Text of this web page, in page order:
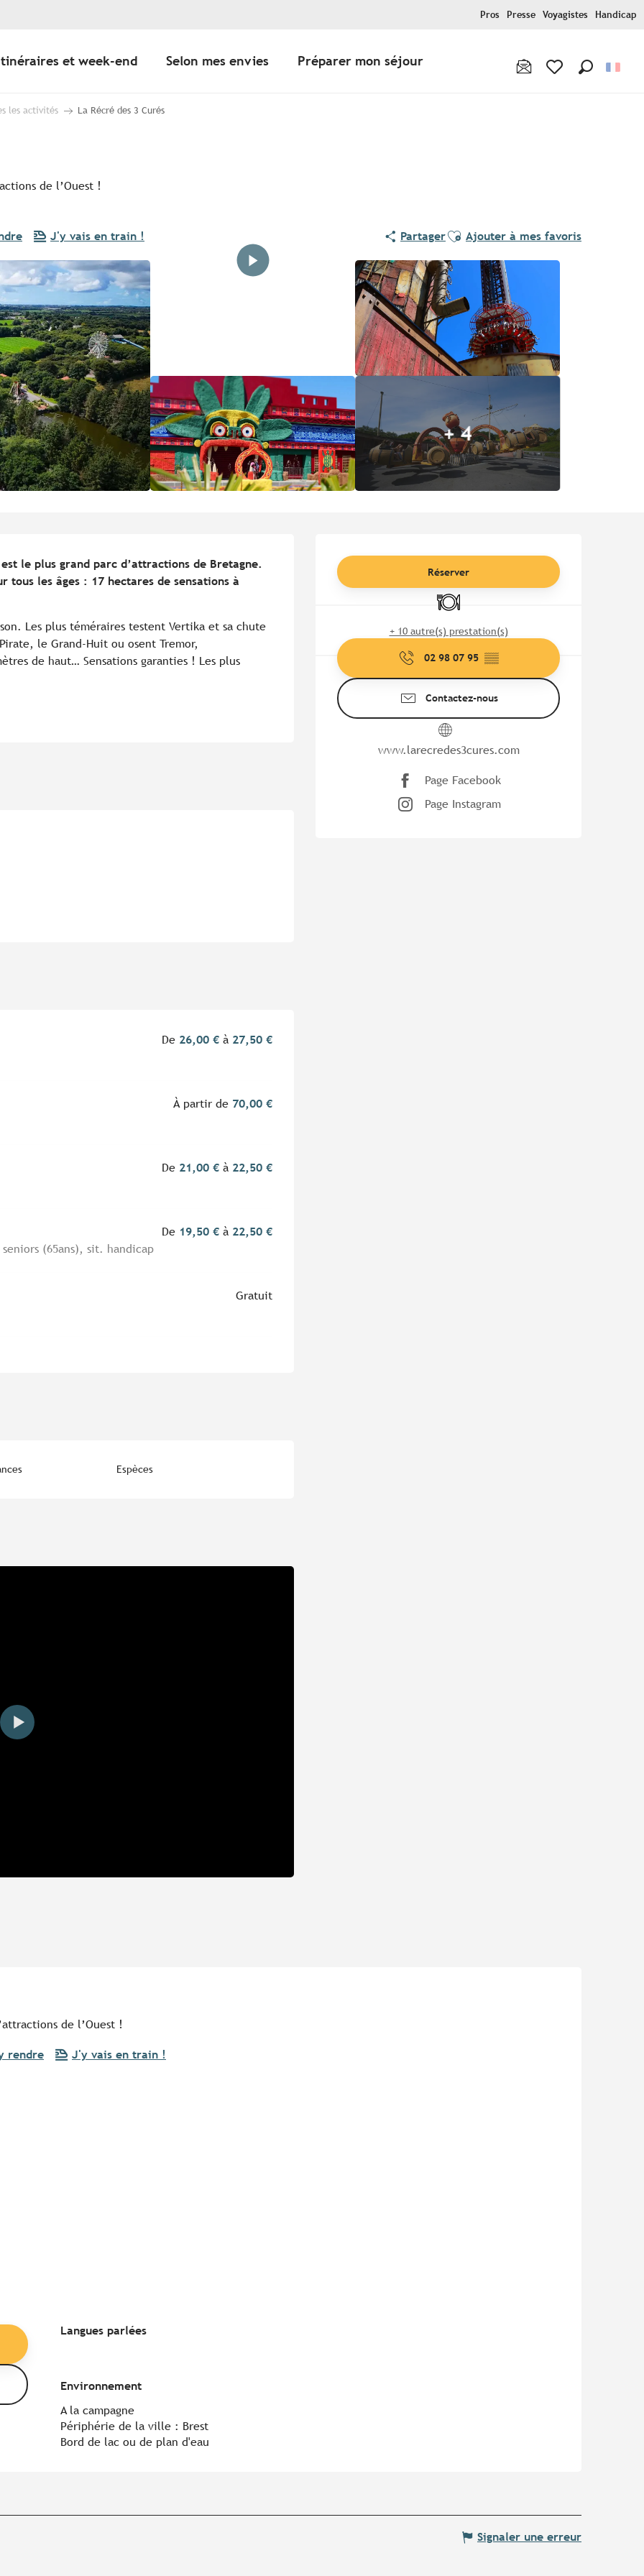
Pros Presse Voyagistes Handicap
et week-end Selon mes envies Préparer mon séjour
les activités La Récré des 3 Curés
de l’Ouest !
J'y vais en train ! PartagerAjouter aux favoris
Ajouter à mes favoris
+ 4
Ouverture et coordonnées
Réserver
Restaurant
+ 10 autre(s) prestation(s)
02 98 07 95 ▒▒
Contactez-nous
www.larecredes3cures.com
Page Facebook
Page Instagram
le plus grand parc d’attractions de Bretagne.
tous les âges : 17 hectares de sensations à
Les plus téméraires testent Vertika et sa chute
le Grand-Huit ou osent Tremor,
de haut… Sensations garanties ! Les plus
De 26,00 € à 27,50 €
À partir de 70,00 €
De 21,00 € à 22,50 €
(65ans), sit. handicap
De 19,50 € à 22,50 €
Gratuit
Espèces
de l’Ouest !
rendre J'y vais en train !
Langues parlées
Langues parlées
Environnement
Environnement
A la campagne
Périphérie de la ville : Brest
Bord de lac ou de plan d'eau
Signaler une erreur